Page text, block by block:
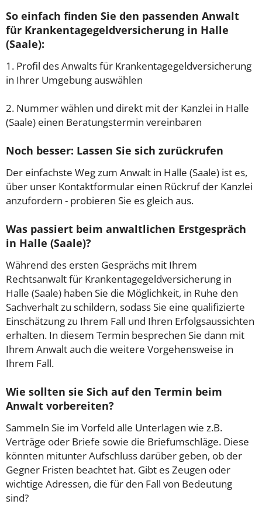
So einfach finden Sie den passenden Anwalt
für Krankentagegeldversicherung in Halle
(Saale):
1. Profil des Anwalts für Krankentagegeldversicherung
in Ihrer Umgebung auswählen
2. Nummer wählen und direkt mit der Kanzlei in Halle
(Saale) einen Beratungstermin vereinbaren
Noch besser: Lassen Sie sich zurückrufen
Der einfachste Weg zum Anwalt in Halle (Saale) ist es,
über unser Kontaktformular einen Rückruf der Kanzlei
anzufordern - probieren Sie es gleich aus.
Was passiert beim anwaltlichen Erstgespräch
in Halle (Saale)?
Während des ersten Gesprächs mit Ihrem
Rechtsanwalt für Krankentagegeldversicherung in
Halle (Saale) haben Sie die Möglichkeit, in Ruhe den
Sachverhalt zu schildern, sodass Sie eine qualifizierte
Einschätzung zu Ihrem Fall und Ihren Erfolgsaussichten
erhalten. In diesem Termin besprechen Sie dann mit
Ihrem Anwalt auch die weitere Vorgehensweise in
Ihrem Fall.
Wie sollten sie Sich auf den Termin beim
Anwalt vorbereiten?
Sammeln Sie im Vorfeld alle Unterlagen wie z.B.
Verträge oder Briefe sowie die Briefumschläge. Diese
könnten mitunter Aufschluss darüber geben, ob der
Gegner Fristen beachtet hat. Gibt es Zeugen oder
wichtige Adressen, die für den Fall von Bedeutung
sind?